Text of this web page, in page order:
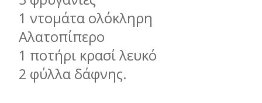
1 ντομάτα ολόκληρη
Αλατοπίπερο
1 ποτήρι κρασί λευκό
2 φύλλα δάφνης.